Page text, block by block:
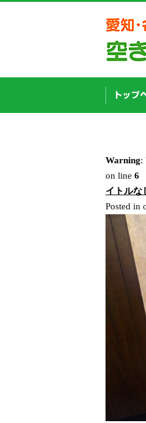
Warning:
on line 6
イトルな
Posted in